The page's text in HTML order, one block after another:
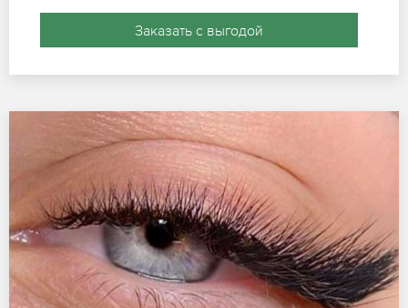
Заказать с выгодой